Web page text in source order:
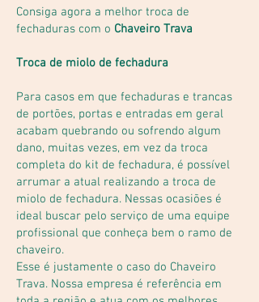
Consiga agora a melhor troca de
fechaduras com o Chaveiro Trava
Troca de miolo de fechadura
Para casos em que fechaduras e trancas
de portões, portas e entradas em geral
acabam quebrando ou sofrendo algum
dano, muitas vezes, em vez da troca
completa do kit de fechadura, é possível
arrumar a atual realizando a troca de
miolo de fechadura. Nessas ocasiões é
ideal buscar pelo serviço de uma equipe
profissional que conheça bem o ramo de
chaveiro.
Esse é justamente o caso do Chaveiro
Trava. Nossa empresa é referência em